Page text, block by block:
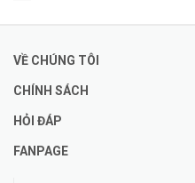
VỀ CHÚNG TÔI
CHÍNH SÁCH
HỎI ĐÁP
FANPAGE